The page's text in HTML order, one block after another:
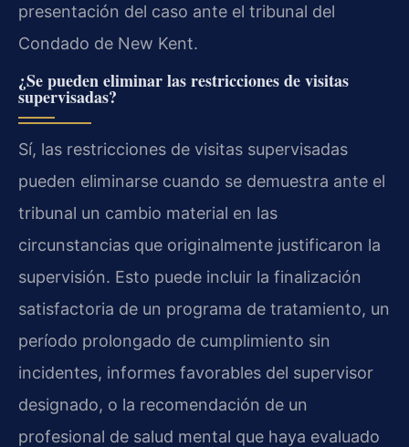
presentación del caso ante el tribunal del
Condado de New Kent.
¿Se pueden eliminar las restricciones de visitas
supervisadas?
Sí, las restricciones de visitas supervisadas
pueden eliminarse cuando se demuestra ante el
tribunal un cambio material en las
circunstancias que originalmente justificaron la
supervisión. Esto puede incluir la finalización
satisfactoria de un programa de tratamiento, un
período prolongado de cumplimiento sin
incidentes, informes favorables del supervisor
designado, o la recomendación de un
profesional de salud mental que haya evaluado